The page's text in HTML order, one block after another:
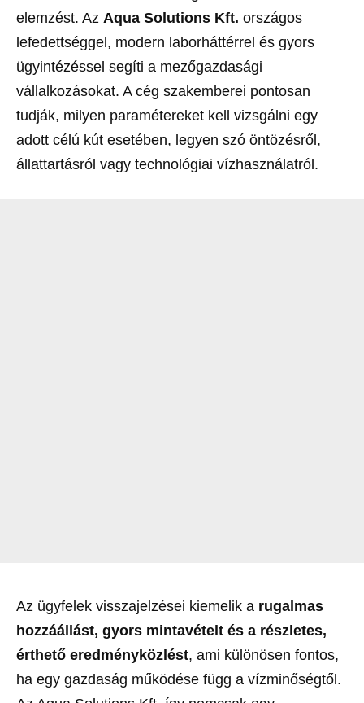
elemzést. Az Aqua Solutions Kft. országos
lefedettséggel, modern laborháttérrel és gyors
ügyintézéssel segíti a mezőgazdasági
vállalkozásokat. A cég szakemberei pontosan
tudják, milyen paramétereket kell vizsgálni egy
adott célú kút esetében, legyen szó öntözésről,
állattartásról vagy technológiai vízhasználatról.
Az ügyfelek visszajelzései kiemelik a rugalmas
hozzáállást, gyors mintavételt és a részletes,
érthető eredményközlést, ami különösen fontos,
ha egy gazdaság működése függ a vízminőségtől.